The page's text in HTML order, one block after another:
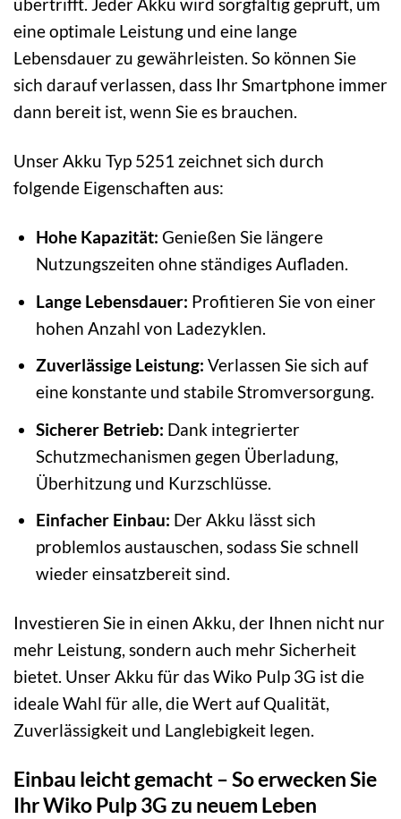
übertrifft. Jeder Akku wird sorgfältig geprüft, um
eine optimale Leistung und eine lange
Lebensdauer zu gewährleisten. So können Sie
sich darauf verlassen, dass Ihr Smartphone immer
dann bereit ist, wenn Sie es brauchen.
Unser Akku Typ 5251 zeichnet sich durch
folgende Eigenschaften aus:
Hohe Kapazität: Genießen Sie längere
Nutzungszeiten ohne ständiges Aufladen.
Lange Lebensdauer: Profitieren Sie von einer
hohen Anzahl von Ladezyklen.
Zuverlässige Leistung: Verlassen Sie sich auf
eine konstante und stabile Stromversorgung.
Sicherer Betrieb: Dank integrierter
Schutzmechanismen gegen Überladung,
Überhitzung und Kurzschlüsse.
Einfacher Einbau: Der Akku lässt sich
problemlos austauschen, sodass Sie schnell
wieder einsatzbereit sind.
Investieren Sie in einen Akku, der Ihnen nicht nur
mehr Leistung, sondern auch mehr Sicherheit
bietet. Unser Akku für das Wiko Pulp 3G ist die
ideale Wahl für alle, die Wert auf Qualität,
Zuverlässigkeit und Langlebigkeit legen.
Einbau leicht gemacht – So erwecken Sie
Ihr Wiko Pulp 3G zu neuem Leben